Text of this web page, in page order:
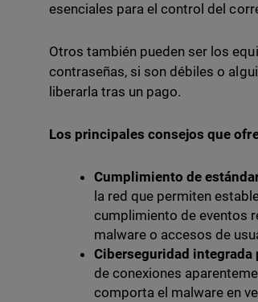
esenciales para el control del
Otros también pueden ser los
contraseñas, si son débiles o
liberarla tras un pago.
Los principales consejos que
Cumplimiento de
la red que permiten
cumplimiento de eventos
malware o accesos de
Ciberseguridad
de conexiones
comporta el malware en